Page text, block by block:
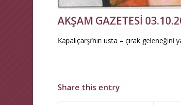
AKŞAM GAZETESİ
Kapalıçarşı’nın usta – çırak geleneğini
Share this entry